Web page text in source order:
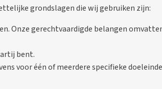
grondslagen die wij gebruiken zijn:
Onze gerechtvaardigde belangen
bent.
voor één of meerdere specifieke